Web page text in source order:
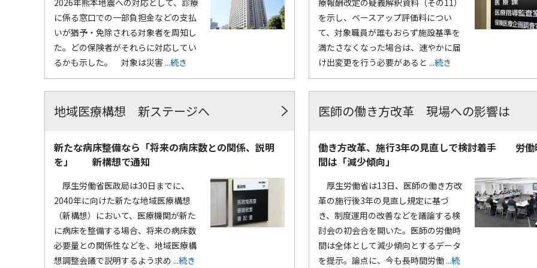
2026年熊本地震への対応として、診療
に係る窓口での一部負担金などの支払
いが猶予・免除される対象者を周知し
た。どの保険者がそれらに対応してい
るかも示した。 対象は災害...続き
療報酬改定の疑義解釈資料（その11）
を示し、ベースアップ評価料につい
て、対象職員が誰もおらず施設基準を
満たさなくなった場合は、速やかに届
け出変更を行う必要があると ...続き
地域医療構想 新ステージへ
新たな病床整備なら「将来の病床数との関係、説明
を」 新構想で通知
厚生労働省医政局は30日までに、
2040年に向けた新たな地域医療構想
（新構想）において、医療機関が新た
に病床を整備する場合、将来の病床数
必要量との関係性などを、地域医療構
想調整会議で説明するよう求め ...続き
医師の働き方改革 現場への影響は
働き方改革、施行3年の見直しで検討着手 労働
間は「減少傾向」
厚生労働省は13日、医師の働き方改
革の施行後3年の見直し規定に基づ
き、制度運用の改善などを議論する検
討会の初会合を開いた。医師の労働時
間は全体として減少傾向とするデータ
を提示。論点に、今も長時間労働...続